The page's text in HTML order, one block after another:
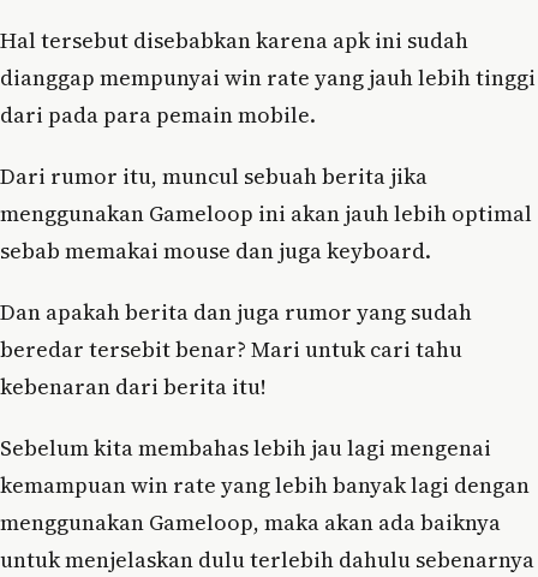
Hal tersebut disebabkan karena apk ini sudah
dianggap mempunyai win rate yang jauh lebih tinggi
dari pada para pemain mobile.
Dari rumor itu, muncul sebuah berita jika
menggunakan Gameloop ini akan jauh lebih optimal
sebab memakai mouse dan juga keyboard.
Dan apakah berita dan juga rumor yang sudah
beredar tersebit benar? Mari untuk cari tahu
kebenaran dari berita itu!
Sebelum kita membahas lebih jau lagi mengenai
kemampuan win rate yang lebih banyak lagi dengan
menggunakan Gameloop, maka akan ada baiknya
untuk menjelaskan dulu terlebih dahulu sebenarnya